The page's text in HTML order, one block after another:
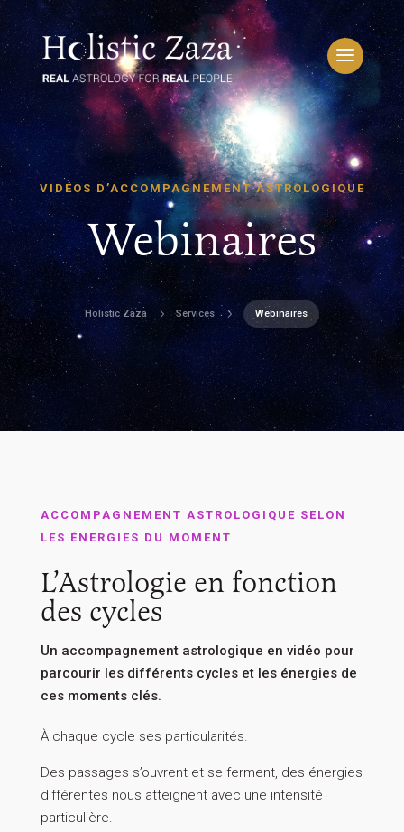
MON COMPTE
PANIER
VIDÉOS D’ACCOMPAGNEMENT ASTROLOGIQUE
Webinaires
Holistic Zaza 5 Services 5 Webinaires
ACCOMPAGNEMENT ASTROLOGIQUE SELON
LES ÉNERGIES DU MOMENT
L’Astrologie en fonction
des cycles
Un accompagnement astrologique en vidéo pour
parcourir les différents cycles et les énergies de
ces moments clés.
À chaque cycle ses particularités.
Des passages s’ouvrent et se ferment, des énergies
différentes nous atteignent avec une intensité
particulière.